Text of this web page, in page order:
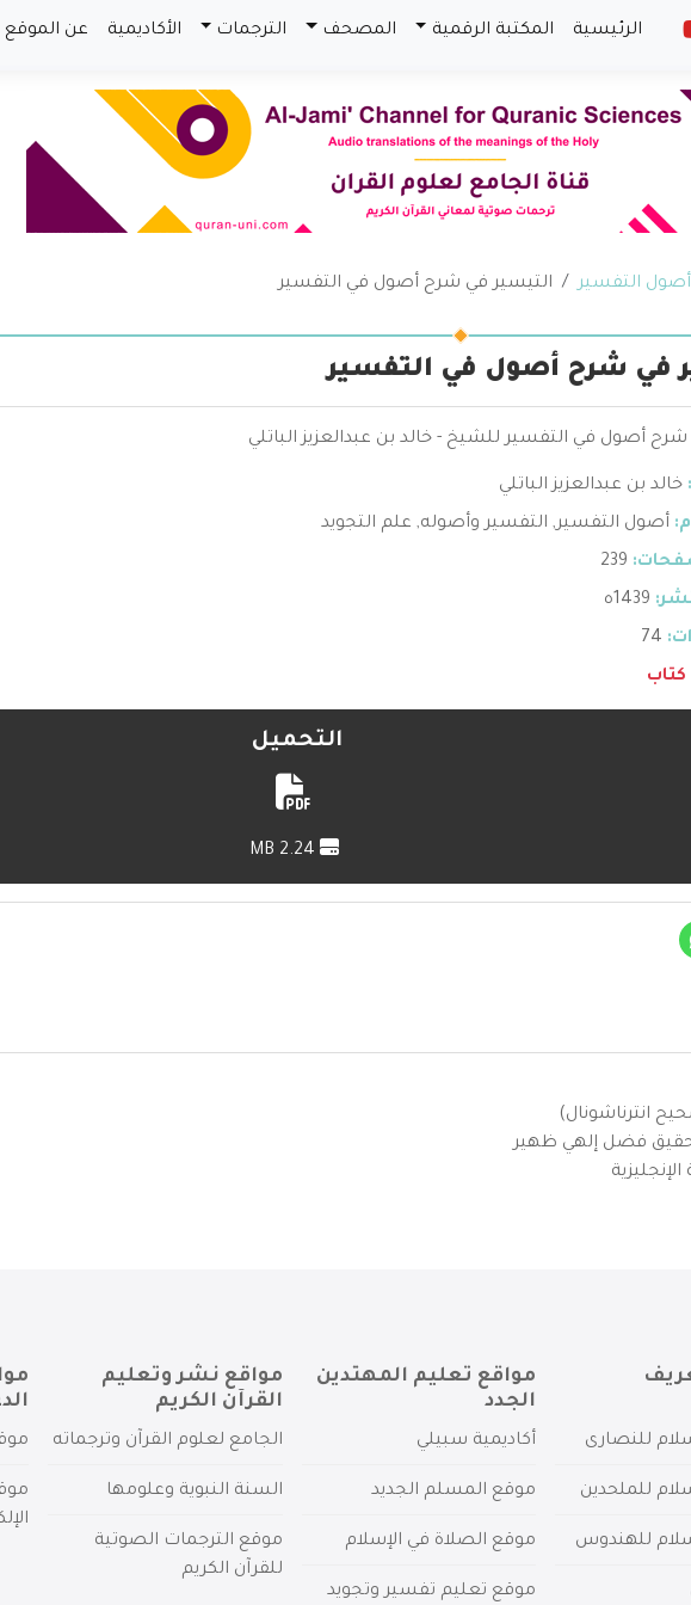
الرئيسية المكتبة الرقمية المصحف الترجمات الأكاديمية عن الموقع
أصول التفسير التيسير في شرح أصول في التفسير
في شرح أصول في التفسير
أصول في التفسير للشيخ - خالد بن عبدالعزيز الباتلي
خالد بن عبدالعزيز الباتلي
أصول التفسير, التفسير وأصوله, علم التجويد
239
1439ه
التحميل
انترناشونال)
– تحقيق فضل إلهي ظهير
للنصارى
للملحدين
للهندوس
مواقع تعليم المهتدين
الجدد
أكاديمية سبيلي
موقع المسلم الجديد
موقع الصلاة في الإسلام
موقع تعليم تفسير وتجويد
مواقع نشر وتعليم
القرآن الكريم
الجامع لعلوم القرآن وترجماته
السنة النبوية وعلومها
موقع الترجمات الصوتية
للقرآن الكريم